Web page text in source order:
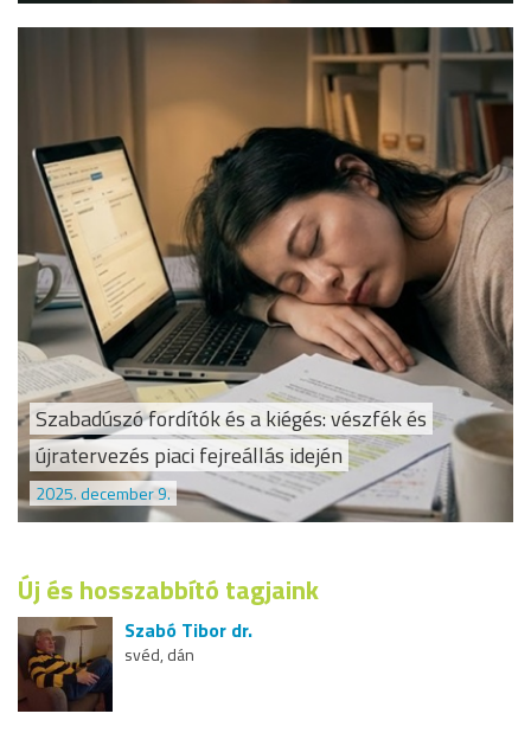
Szabadúszó fordítók és a kiégés: vészfék és
újratervezés piaci fejreállás idején
2025. december 9.
Új és hosszabbító tagjaink
Szabó Tibor dr.
svéd, dán